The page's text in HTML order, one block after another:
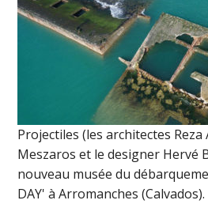
Projectiles (les architectes Reza
Meszaros et le designer Hervé
nouveau musée du
DAY' à Arromanches